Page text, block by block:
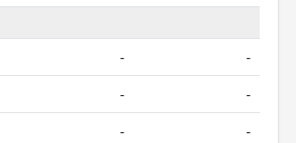
-
-
-
-
-
-